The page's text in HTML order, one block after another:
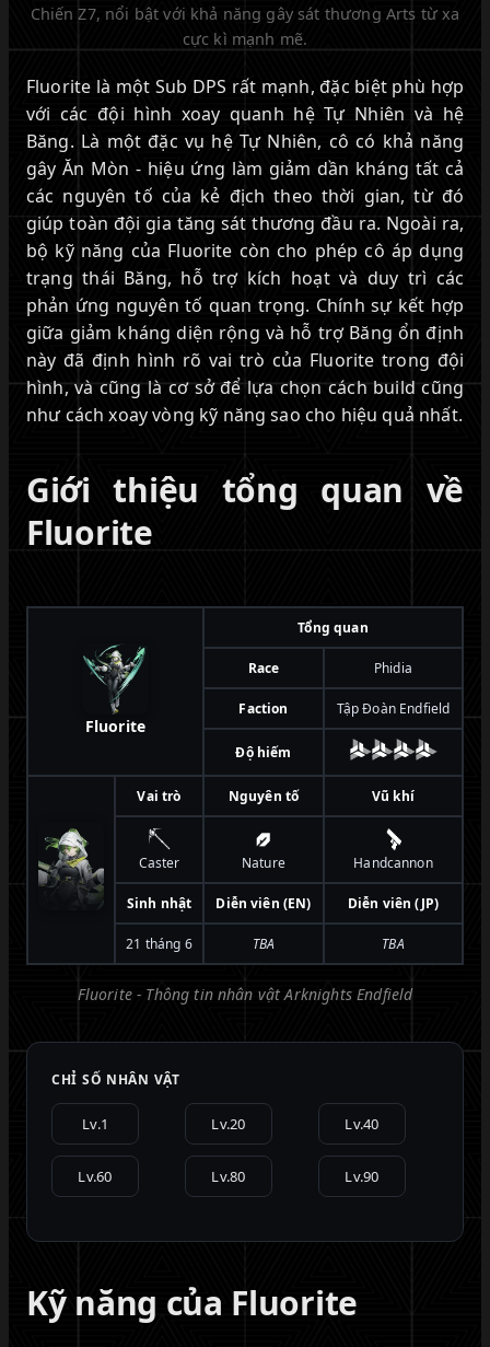
Chiến Z7, nổi bật với khả năng gây sát thương Arts từ xa
cực kì mạnh mẽ.
Fluorite là một Sub DPS rất mạnh, đặc biệt phù hợp
với các đội hình xoay quanh hệ Tự Nhiên và hệ
Băng. Là một đặc vụ hệ Tự Nhiên, cô có khả năng
gây Ăn Mòn - hiệu ứng làm giảm dần kháng tất cả
các nguyên tố của kẻ địch theo thời gian, từ đó
giúp toàn đội gia tăng sát thương đầu ra. Ngoài ra,
bộ kỹ năng của Fluorite còn cho phép cô áp dụng
trạng thái Băng, hỗ trợ kích hoạt và duy trì các
phản ứng nguyên tố quan trọng. Chính sự kết hợp
giữa giảm kháng diện rộng và hỗ trợ Băng ổn định
này đã định hình rõ vai trò của Fluorite trong đội
hình, và cũng là cơ sở để lựa chọn cách build cũng
như cách xoay vòng kỹ năng sao cho hiệu quả nhất.
Giới thiệu tổng quan về
Fluorite
Fluorite
Tổng quan
Race Phidia
Faction Tập Đoàn Endfield
Độ hiếm
Vai trò Nguyên tố Vũ khí
Caster Nature Handcannon
Sinh nhật Diễn viên (EN) Diễn viên (JP)
21 tháng 6 TBA TBA
Fluorite - Thông tin nhân vật Arknights Endfield
CHỈ SỐ NHÂN VẬT
Lv.1 Lv.20 Lv.40
Lv.60 Lv.80 Lv.90
Kỹ năng của Fluorite